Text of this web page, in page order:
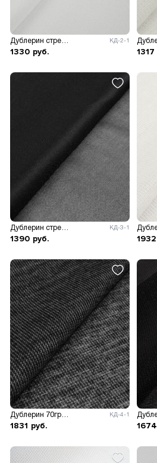
Дублерин стрейч 39гр/м.кв, ш.122см. КД-2-1
1330 руб. 1317
КД-3-1
1390 руб. 1932
КД-4-1
1831 руб. 1674